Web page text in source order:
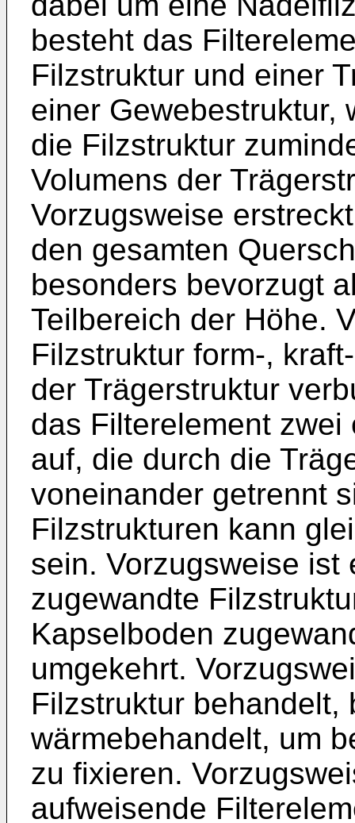
besteht das
Filzstruktur und einer
einer Gewebestruktur,
die Filzstruktur
Volumens der
Vorzugsweise
den gesamten
besonders bevorzugt
Teilbereich der Höhe.
Filzstruktur form-,
der Trägerstruktur
das Filterelement
auf, die durch die
voneinander getrennt
Filzstrukturen kann
sein. Vorzugsweise ist
zugewandte
Kapselboden
umgekehrt.
Filzstruktur behandelt,
wärmebehandelt, um
zu fixieren.
aufweisende